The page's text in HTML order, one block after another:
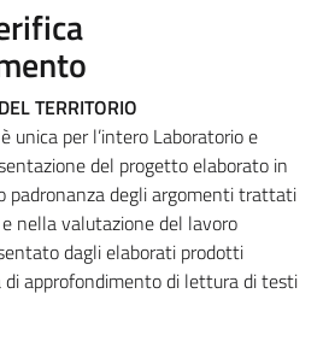
TERRITORIO
unica per l’intero Laboratorio e
del progetto elaborato in
padronanza degli argomenti trattati
nella valutazione del lavoro
dagli elaborati prodotti
approfondimento di lettura di testi